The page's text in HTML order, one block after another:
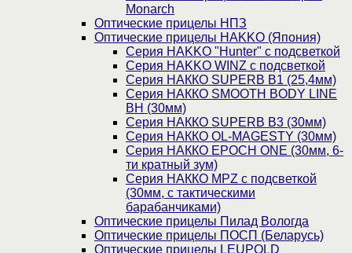
Monarch
Оптические прицелы НПЗ
Оптические прицелы HAKKO (Япония)
Cерия HAKKO "Hunter" с подсветкой
Серия НAKKO WINZ с подсветкой
Серия НАККО SUPERB B1 (25,4мм)
Серия НАККО SMOOTH BODY LINE
BH (30мм)
Серия НАККО SUPERB B3 (30мм)
Серия НАККО OL-MAGESTY (30мм)
Серия НАККО EPOCH ONE (30мм, 6-
ти кратный зум)
Серия НАККО MPZ с подсветкой
(30мм, c тактическими
барабанчиками)
Оптические прицелы Пилад Вологда
Оптические прицелы ПОСП (Беларусь)
Оптические прицелы LEUPOLD